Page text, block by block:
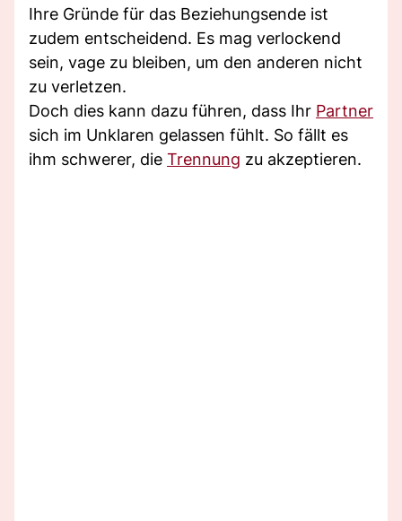
Ihre Gründe für das Beziehungsende ist
zudem entscheidend. Es mag verlockend
sein, vage zu bleiben, um den anderen nicht
zu verletzen.
Doch dies kann dazu führen, dass Ihr Partner
sich im Unklaren gelassen fühlt. So fällt es
ihm schwerer, die Trennung zu akzeptieren.